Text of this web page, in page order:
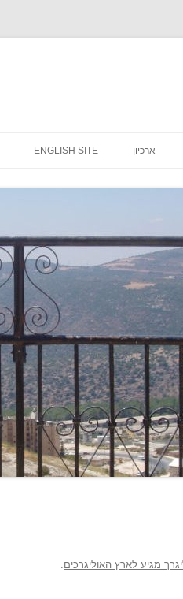
ארכיון ENGLISH SITE
מגיע לארץ האוליגרכים.